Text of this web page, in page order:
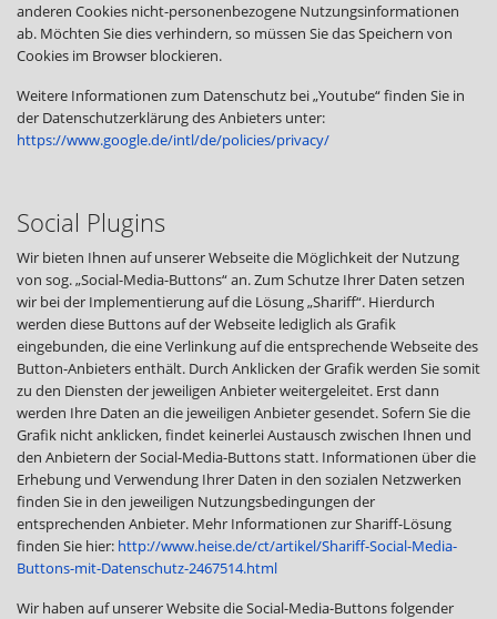
anderen Cookies nicht-personenbezogene Nutzungsinformationen
ab. Möchten Sie dies verhindern, so müssen Sie das Speichern von
Cookies im Browser blockieren.
Weitere Informationen zum Datenschutz bei „Youtube“ finden Sie in
der Datenschutzerklärung des Anbieters unter:
https://www.google.de/intl/de/policies/privacy/
Social Plugins
Wir bieten Ihnen auf unserer Webseite die Möglichkeit der Nutzung
von sog. „Social-Media-Buttons“ an. Zum Schutze Ihrer Daten setzen
wir bei der Implementierung auf die Lösung „Shariff“. Hierdurch
werden diese Buttons auf der Webseite lediglich als Grafik
eingebunden, die eine Verlinkung auf die entsprechende Webseite des
Button-Anbieters enthält. Durch Anklicken der Grafik werden Sie somit
zu den Diensten der jeweiligen Anbieter weitergeleitet. Erst dann
werden Ihre Daten an die jeweiligen Anbieter gesendet. Sofern Sie die
Grafik nicht anklicken, findet keinerlei Austausch zwischen Ihnen und
den Anbietern der Social-Media-Buttons statt. Informationen über die
Erhebung und Verwendung Ihrer Daten in den sozialen Netzwerken
finden Sie in den jeweiligen Nutzungsbedingungen der
entsprechenden Anbieter. Mehr Informationen zur Shariff-Lösung
finden Sie hier: http://www.heise.de/ct/artikel/Shariff-Social-Media-
Buttons-mit-Datenschutz-2467514.html
Wir haben auf unserer Website die Social-Media-Buttons folgender